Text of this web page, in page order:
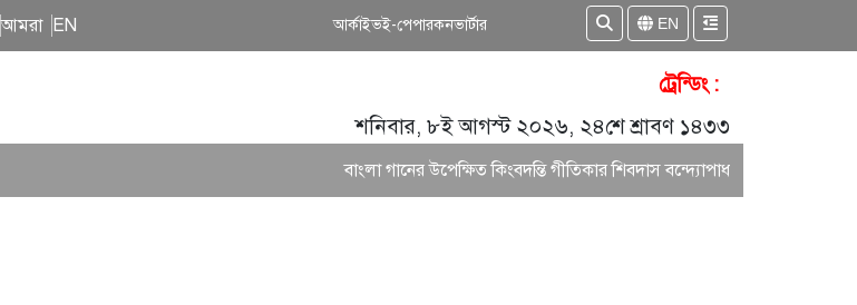
আমরা EN আর্কাইভই-পেপারকনভার্টার EN
ট্রেন্ডিং :
শনিবার, ৮ই আগস্ট ২০২৬, ২৪শে শ্রাবণ ১৪৩৩
বাংলা গানের উপেক্ষিত কিংবদন্তি গীতিকার শিবদাস বন্দ্যোপাধ্যায়